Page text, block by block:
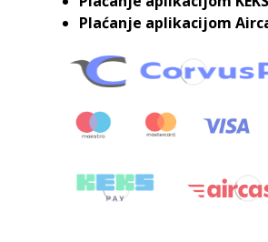
Plaćanje aplikacijom